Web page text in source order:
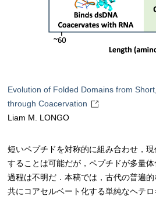
Evolution of Folded Domains from
through Coacervation
Liam M. LONGO
短いペプチドを対称的に組み合わせ，
することは可能だが，ペプチドが多量
過程は不明だ．本稿では，古代の普遍
共にコアセルベート化する単純なヘテ